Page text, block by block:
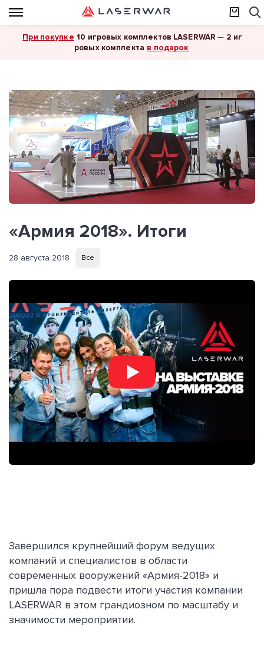
При покупке 10 игровых комплектов LASERWAR — 2 иг
ровых комплекта в подарок
«Армия 2018». Итоги
28 августа 2018 Все
Завершился крупнейший форум ведущих
компаний и специалистов в области
современных вооружений «Армия-2018» и
пришла пора подвести итоги участия компании
LASERWAR в этом грандиозном по масштабу и
значимости мероприятии.